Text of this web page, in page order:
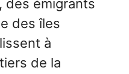
des émigrants
des îles
à
de la